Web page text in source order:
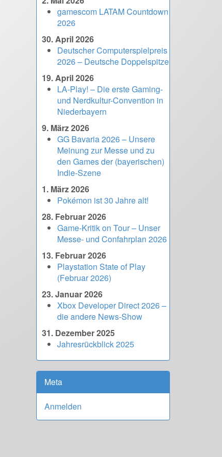
gamescom LATAM Countdown
2026
30. April 2026
Deutscher Computerspielpreis
2026 – Deutsche Doppelspitze
19. April 2026
LA-Play! – Die erste Gaming-
und Nerdkultur-Convention in
Niederbayern
9. März 2026
GG Bavaria 2026 – Unsere
Meinung zur Messe und zu
den Games der (bayerischen)
Indie-Szene
1. März 2026
Pokémon ist 30 Jahre alt!
28. Februar 2026
Game-Kritik on Tour – Unser
Messe- und Confahrplan 2026
13. Februar 2026
Playstation State of Play
(Februar 2026)
23. Januar 2026
Xbox Developer Direct 2026 –
die andere News-Show
31. Dezember 2025
Jahresrückblick 2025
Meta
Anmelden